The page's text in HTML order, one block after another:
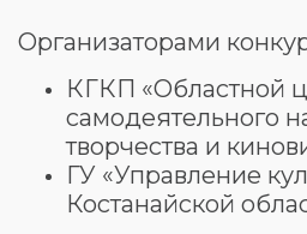
Организаторами
КГКП «Областной
самодеятельного
творчества и
ГУ «Управление
Костанайской